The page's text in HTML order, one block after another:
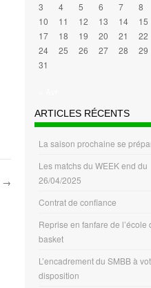
→
3
4 5 6 7 8
10
11 12 13 14 15
17
18 19 20 21 22
24
25 26 27 28 29
31
ARTICLES RÉCENTS
La saison prochaine se
Les matchs du WEEK end du
26/04/2025
Contrat de confiance
Reprise en fanfare de l’école
basket
L’encadrement du SMBB à
disposition